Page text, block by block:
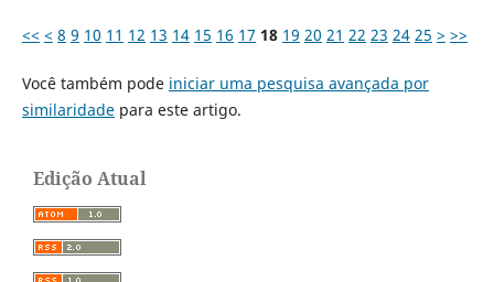
<< < 8 9 10 11 12 13 14 15 16 17 18 19 20 21 22 23 24 25 > >>
Você também pode iniciar uma pesquisa avançada por
similaridadepara este artigo.
Edição Atual